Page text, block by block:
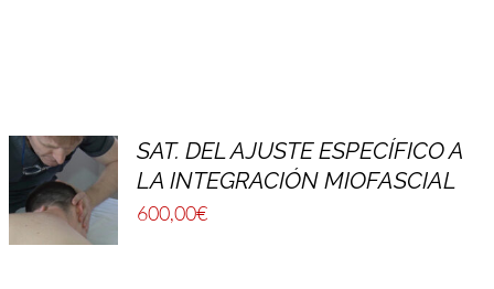
SAT. DEL AJUSTE ESPECÍFICO A
LA INTEGRACIÓN MIOFASCIAL
600,00€